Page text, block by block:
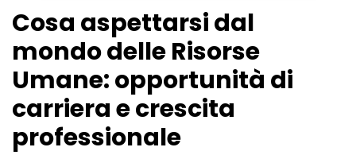
Cosa aspettarsi dal
mondo delle Risorse
Umane: opportunità di
carriera e crescita
professionale